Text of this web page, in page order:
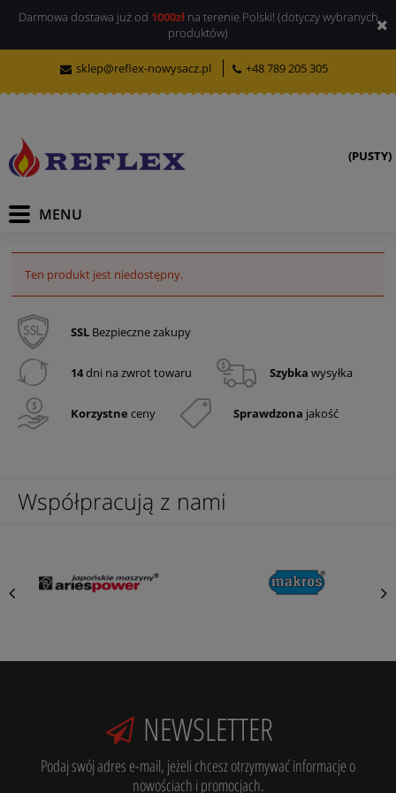
Darmowa dostawa już od 1000złna terenie Polski! (dotyczy wybranych
produktów)
sklep@reflex-nowysacz.pl +48 789 205 305
(PUSTY)
Ten produkt jest niedostępny.
SSL Bezpieczne zakupy
14dni na zwrot towaru Szybka wysyłka
Korzystne ceny Sprawdzona jakość
Współpracują z nami
NEWSLETTER
Podaj swój adres e-mail, jeżeli chcesz otrzymywać informacje o
nowościach i promocjach.